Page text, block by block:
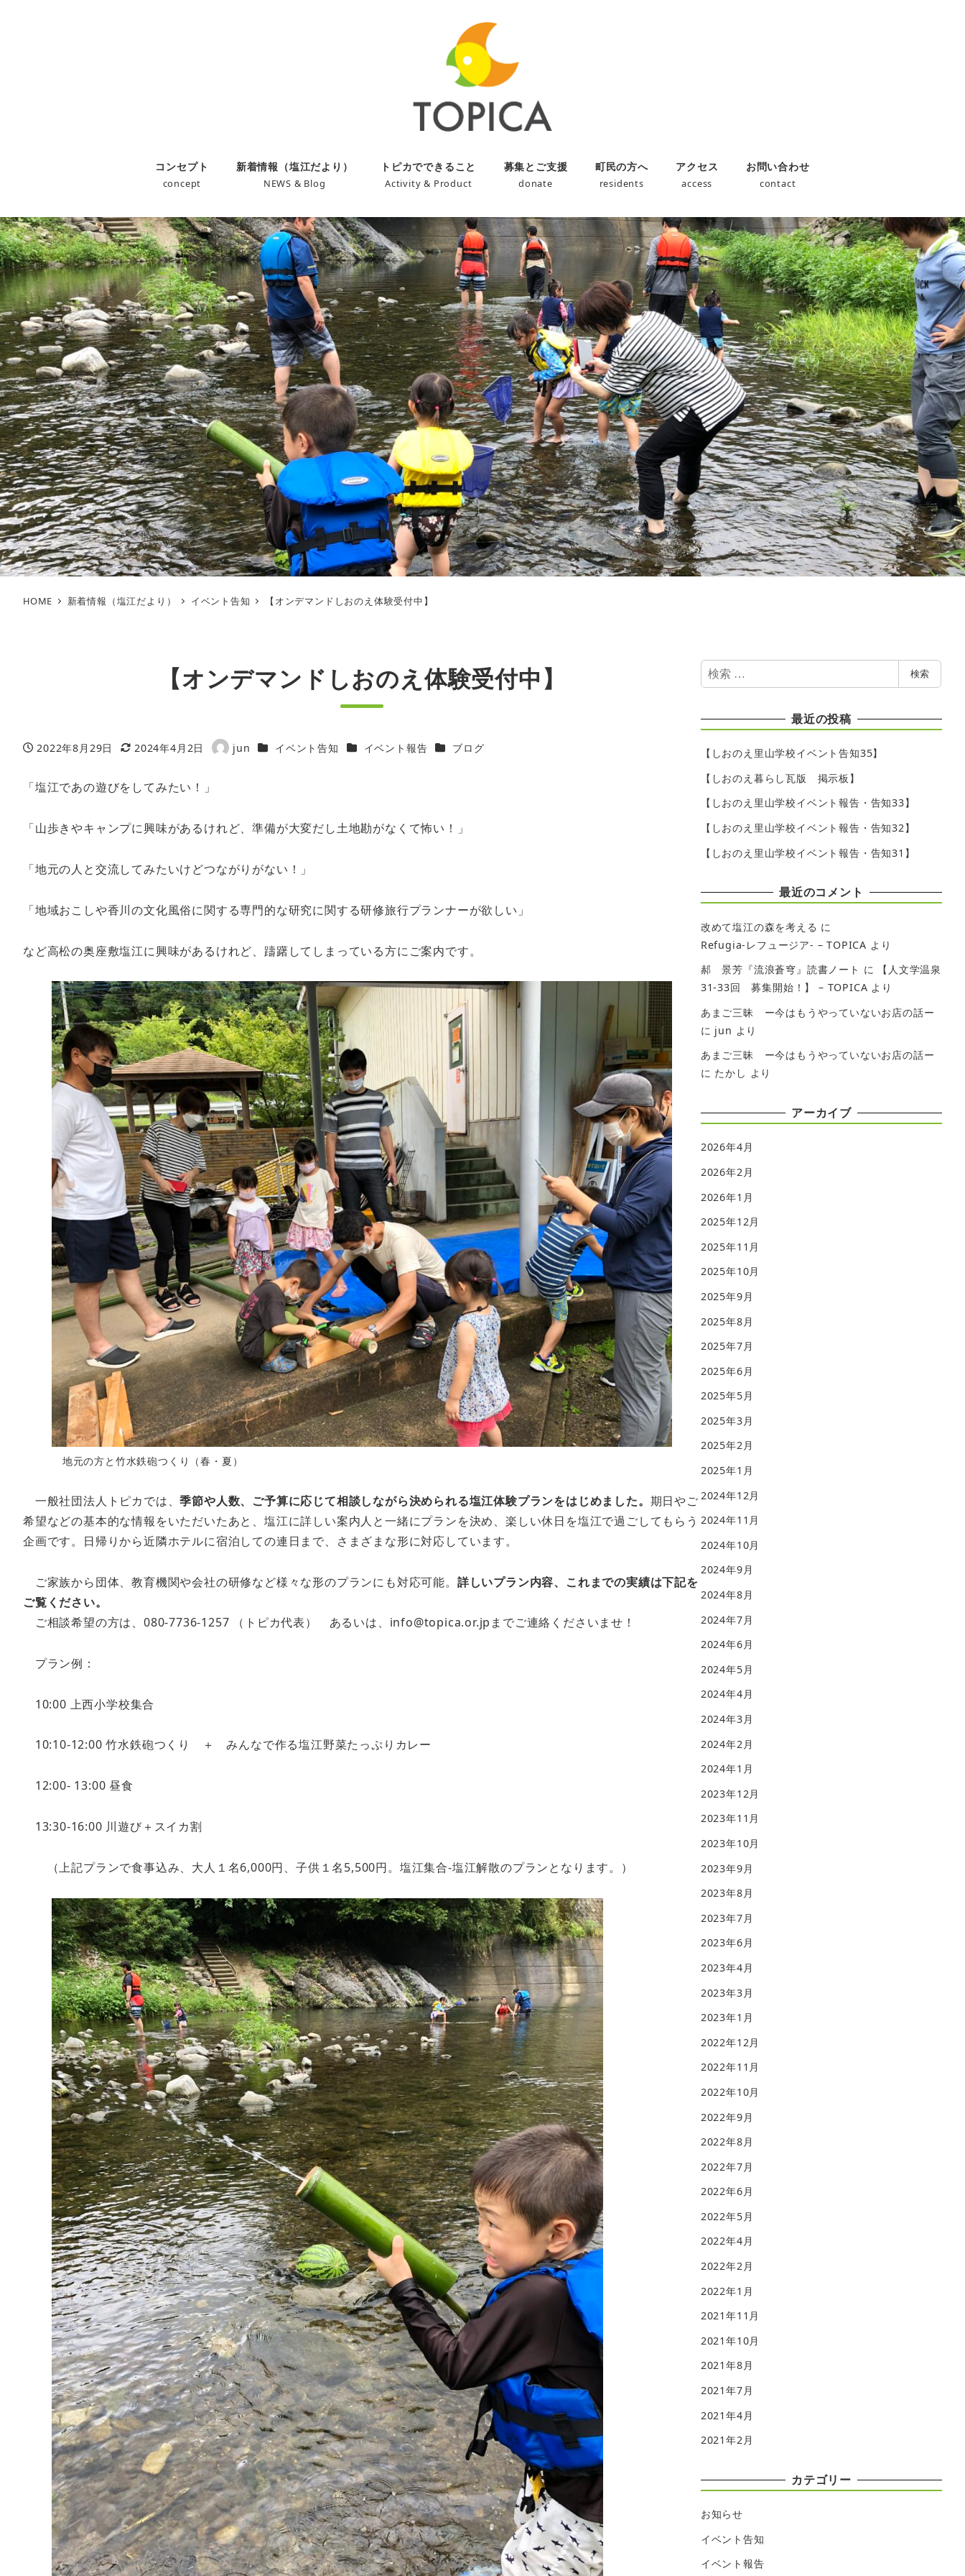
コンセプト
concept
新着情報（塩江だより）
NEWS & Blog
トピカでできること
Activity & Product
募集とご支援
donate
町民の方へ
residents
アクセス
access
お問い合わせ
contact
HOME 新着情報（塩江だより） イベント告知 【オンデマンドしおのえ体験受付中】
【オンデマンドしおのえ体験受付中】
投稿日
2022年8月29日
更新日
2024年4月2日
著
jun カテゴリー
イベント告知 カテゴリー
イベント報告 カテゴリー
ブログ
「塩江であの遊びをしてみたい！」
「山歩きやキャンプに興味があるけれど、準備が大変だし土地勘がなくて怖い！」
「地元の人と交流してみたいけどつながりがない！」
「地域おこしや香川の文化風俗に関する専門的な研究に関する研修旅行プランナーが欲しい」
など高松の奥座敷塩江に興味があるけれど、躊躇してしまっている方にご案内です。
地元の方と竹水鉄砲つくり（春・夏）
一般社団法人トピカでは、季節や人数、ご予算に応じて相談しながら決められる塩江体験プランをはじめました。 期日やご
希望などの基本的な情報をいただいたあと、塩江に詳しい案内人と一緒にプランを決め、楽しい休日を塩江で過ごしてもらう
企画です。日帰りから近隣ホテルに宿泊しての連日まで、さまざまな形に対応しています。
ご家族から団体、教育機関や会社の研修など様々な形のプランにも対応可能。 詳しいプラン内容、これまでの実績は下記を
ご覧ください。
ご相談希望の方は、080-7736-1257 （トピカ代表） あるいは、info@topica.or.jpまでご連絡くださいませ！
プラン例：
10:00 上西小学校集合
10:10-12:00 竹水鉄砲つくり ＋ みんなで作る塩江野菜たっぷりカレー
12:00- 13:00 昼食
13:30-16:00 川遊び＋スイカ割
（上記プランで食事込み、大人１名6,000円、子供１名5,500円。塩江集合-塩江解散のプランとなります。）
検
索
検索
最近の投稿
【しおのえ里山学校イベント告知35】
【しおのえ暮らし瓦版 掲示板】
【しおのえ里山学校イベント報告・告知33】
【しおのえ里山学校イベント報告・告知32】
【しおのえ里山学校イベント報告・告知31】
最近のコメント
改めて塩江の森を考える に
Refugia-レフュージア- – TOPICA より
郝 景芳『流浪蒼穹』読書ノート に
【人文学温泉
31-33回 募集開始！】 – TOPICA より
あまご三昧 ー今はもうやっていないお店の話ー
に jun より
あまご三昧 ー今はもうやっていないお店の話ー
に たかし より
アーカイブ
2026年4月
2026年2月
2026年1月
2025年12月
2025年11月
2025年10月
2025年9月
2025年8月
2025年7月
2025年6月
2025年5月
2025年3月
2025年2月
2025年1月
2024年12月
2024年11月
2024年10月
2024年9月
2024年8月
2024年7月
2024年6月
2024年5月
2024年4月
2024年3月
2024年2月
2024年1月
2023年12月
2023年11月
2023年10月
2023年9月
2023年8月
2023年7月
2023年6月
2023年4月
2023年3月
2023年1月
2022年12月
2022年11月
2022年10月
2022年9月
2022年8月
2022年7月
2022年6月
2022年5月
2022年4月
2022年2月
2022年1月
2021年11月
2021年10月
2021年8月
2021年7月
2021年4月
2021年2月
カテゴリー
お知らせ
イベント告知
イベント報告